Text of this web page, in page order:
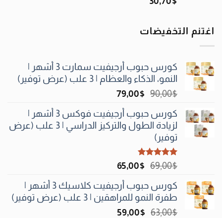
اغتنم التخفيضات
كورس حبوب أرجيفيت سمارت 3 أشهر |
النمو، الذكاء والعظام | 3 علب (عرض توفير)
90٫00$
السعر
الأصلي
هو:
90٫00$.
79٫00$
السعر
هو:
79٫00$.
كورس حبوب أرجيفيت فوكس 3 أشهر |
لزيادة الطول والتركيز الدراسي | 3 علب (عرض
توفير)
تم التقييم
5.00 من 5
69٫00$
السعر
الأصلي
هو:
69٫00$.
65٫00$
السعر
هو:
65٫00$.
كورس حبوب أرجيفيت كلاسيك 3 أشهر |
طفرة النمو للمراهقين | 3 علب (عرض توفير)
63٫00$
السعر
59٫00$
السعر